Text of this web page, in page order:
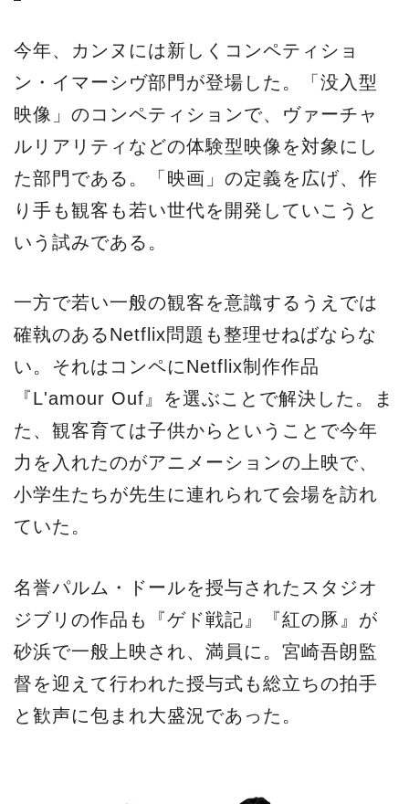
今年、カンヌには新しくコンペティショ
ン・イマーシヴ部門が登場した。「没入型
映像」のコンペティションで、ヴァーチャ
ルリアリティなどの体験型映像を対象にし
た部門である。「映画」の定義を広げ、作
り手も観客も若い世代を開発していこうと
いう試みである。
一方で若い一般の観客を意識するうえでは
確執のあるNetflix問題も整理せねばならな
い。それはコンペにNetflix制作作品
『L'amour Ouf』を選ぶことで解決した。ま
た、観客育ては子供からということで今年
力を入れたのがアニメーションの上映で、
小学生たちが先生に連れられて会場を訪れ
ていた。
名誉パルム・ドールを授与されたスタジオ
ジブリの作品も『ゲド戦記』『紅の豚』が
砂浜で一般上映され、満員に。宮崎吾朗監
督を迎えて行われた授与式も総立ちの拍手
と歓声に包まれ大盛況であった。